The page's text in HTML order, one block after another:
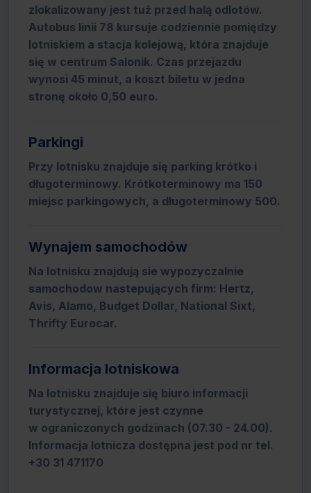
zlokalizowany jest tuż przed halą odlotów.
Autobus linii 78 kursuje codziennie pomiędzy
lotniskiem a stacja kolejową, która znajduje
się w centrum Salonik. Czas przejazdu
wynosi 45 minut, a koszt biletu w jedna
stronę około 0,50 euro.
Parkingi
Przy lotnisku znajduje się parking krótko i
długoterminowy. Krótkoterminowy ma 150
miejsc parkingowych, a długoterminowy 500.
Wynajem samochodów
Na lotnisku znajdują sie wypozyczalnie
samochodow nastepujących firm: Hertz,
Avis, Alamo, Budget Dollar, National Sixt,
Thrifty Eurocar.
Informacja lotniskowa
Na lotnisku znajduje się biuro informacji
turystycznej, które jest czynne
w ograniczonych godzinach (07.30 - 24.00).
Informacja lotnicza dostępna jest pod nr tel.
+30 31 471170